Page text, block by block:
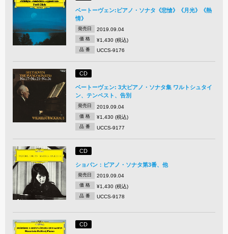
ベートーヴェン:ピアノ・ソナタ《悲愴》《月光》《熱
情》
発売日 2019.09.04
価 格 ¥1,430 (税込)
品 番 UCCS-9176
CD
ベートーヴェン: 3大ピアノ・ソナタ集 ワルトシュタイ
ン、テンペスト、告別
発売日 2019.09.04
価 格 ¥1,430 (税込)
品 番 UCCS-9177
CD
ショパン：ピアノ・ソナタ第3番、他
発売日 2019.09.04
価 格 ¥1,430 (税込)
品 番 UCCS-9178
CD